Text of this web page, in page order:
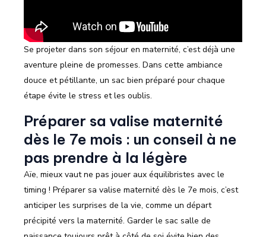
Se projeter dans son séjour en maternité, c’est déjà une
aventure pleine de promesses. Dans cette ambiance
douce et pétillante, un sac bien préparé pour chaque
étape évite le stress et les oublis.
Préparer sa valise maternité
dès le 7e mois : un conseil à ne
pas prendre à la légère
Aïe, mieux vaut ne pas jouer aux équilibristes avec le
timing ! Préparer sa valise maternité dès le 7e mois, c’est
anticiper les surprises de la vie, comme un départ
précipité vers la maternité. Garder le sac salle de